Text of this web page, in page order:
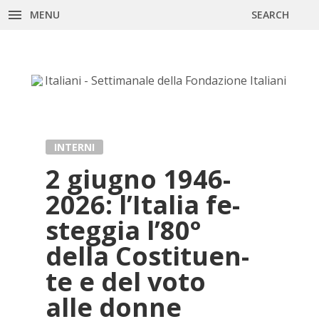
MENU SEARCH
INTERNI
2 giu­gno 1946-
2026: l’I­ta­lia fe­
steg­gia l’80°
del­la Co­sti­tuen­
te e del voto
alle don­ne